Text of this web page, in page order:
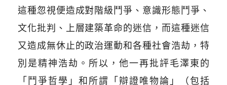
這種忽視便造成對階級鬥爭、意識形態鬥爭、
文化批判、上層建築革命的迷信，而這種迷信
又造成無休止的政治運動和各種社會浩劫，特
別是精神浩劫。所以，他一再批評毛澤東的
「鬥爭哲學」和所謂「辯證唯物論」（包括